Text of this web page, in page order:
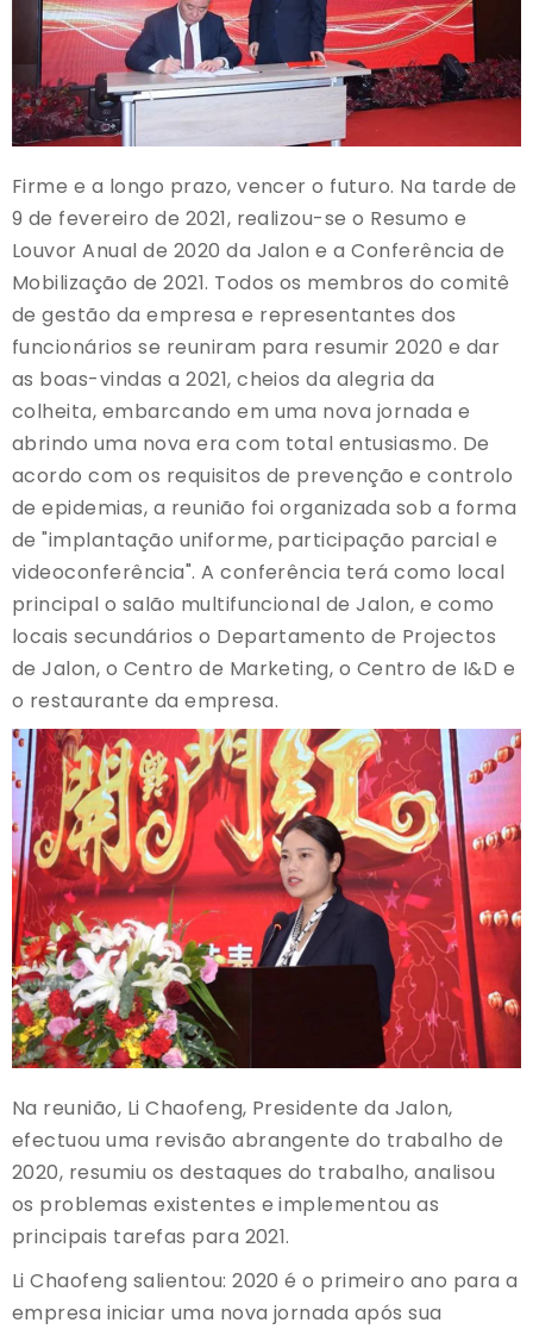
Firme e a longo prazo, vencer o futuro. Na tarde de
9 de fevereiro de 2021, realizou-se o Resumo e
Louvor Anual de 2020 da Jalon e a Conferência de
Mobilização de 2021. Todos os membros do comitê
de gestão da empresa e representantes dos
funcionários se reuniram para resumir 2020 e dar
as boas-vindas a 2021, cheios da alegria da
colheita, embarcando em uma nova jornada e
abrindo uma nova era com total entusiasmo. De
acordo com os requisitos de prevenção e controlo
de epidemias, a reunião foi organizada sob a forma
de "implantação uniforme, participação parcial e
videoconferência". A conferência terá como local
principal o salão multifuncional de Jalon, e como
locais secundários o Departamento de Projectos
de Jalon, o Centro de Marketing, o Centro de I&D e
o restaurante da empresa.
Na reunião, Li Chaofeng, Presidente da Jalon,
efectuou uma revisão abrangente do trabalho de
2020, resumiu os destaques do trabalho, analisou
os problemas existentes e implementou as
principais tarefas para 2021.
Li Chaofeng salientou: 2020 é o primeiro ano para a
empresa iniciar uma nova jornada após sua